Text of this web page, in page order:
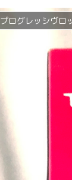
プログレッシヴロ